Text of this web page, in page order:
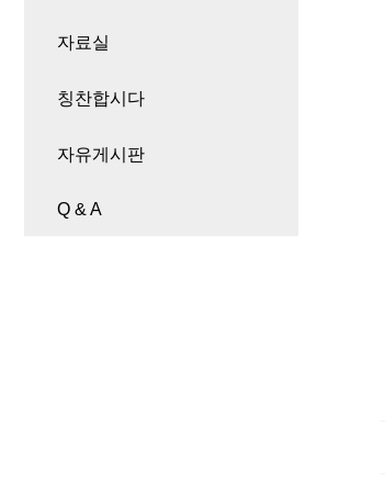
자료실
칭찬합시다
자유게시판
Q & A